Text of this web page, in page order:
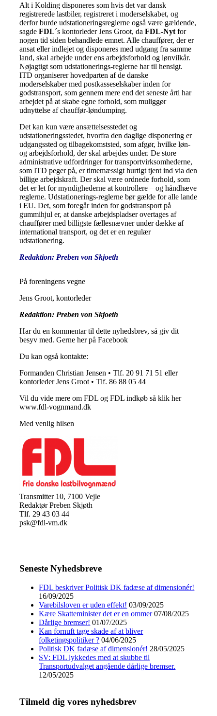
Alt i Kolding disponeres som hvis det var dansk
registrerede lastbiler, registreret i moderselskabet, og
derfor burde udstationeringsreglerne også være gældende,
sagdeFDL´s kontorleder Jens Groot, daFDL-Nyt for
nogen tid siden behandlede emnet. Alle chauffører, der er
ansat eller indlejet og disponeres med udgang fra samme
land, skal arbejde under ens arbejdsforhold og lønvilkår.
Nøjagtigt som udstationerings-reglerne har til hensigt.
ITD organiserer hovedparten af de danske
moderselskaber med postkasseselskaber inden for
godstransport, som gennem mere end det seneste årti har
arbejdet på at skabe egne forhold, som muliggør
udnyttelse af chauffør-løndumping.
Det kan kun være ansættelsesstedet og
udstationeringsstedet, hvorfra den daglige disponering er
udgangssted og tilbagekomststed, som afgør, hvilke løn-
og arbejdsforhold, der skal arbejdes under. De store
administrative udfordringer for transportvirksomhederne,
som ITD peger på, er timemæssigt hurtigt tjent ind via den
billige arbejdskraft. Der skal være ordnede forhold, som
det er let for myndighederne at kontrollere – og håndhæve
reglerne. Udstationerings-reglerne bør gælde for alle lande
i EU. Det, som foregår inden for godstransport på
gummihjul er, at danske arbejdspladser overtages af
chauffører med billigste fællesnævner under dække af
international transport, og det er en regulær
udstationering.
Redaktion: Preben von Skjoeth
På foreningens vegne
Jens Groot, kontorleder
Redaktion: Preben von Skjoeth
Har du en kommentar til dette nyhedsbrev, så giv dit
besyv med. Gerne her på Facebook
Du kan også kontakte:
Formanden Christian Jensen • Tlf. 20 91 71 51 eller
kontorleder Jens Groot • Tlf. 86 88 05 44
Vil du vide mere om FDL og FDL indkøb så klik her
www.fdl-vognmand.dk
Med venlig hilsen
Transmitter 10, 7100 Vejle
Redaktør Preben Skjøth
Tlf. 29 43 03 44
psk@fdl-vm.dk
Seneste Nyhedsbreve
FDL beskriver Politisk DK fadæse af dimensionér!
16/09/2025
Varebilsloven er uden effekt! 03/09/2025
Kære Skatteminister det er en ommer 07/08/2025
Dårlige bremser! 01/07/2025
Kan fornuft tage skade af at bliver
folketingspolitiker ? 04/06/2025
Politisk DK fadæse af dimensionér! 28/05/2025
SV: FDL lykkedes med at skubbe til
Transportudvalget angående dårlige bremser.
12/05/2025
Tilmeld dig vores nyhedsbrev